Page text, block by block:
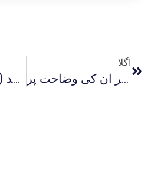
غامدی منہج پر علمیاتی نقد ( قسط نمبر 25)
اگلا
غامدی صاحب کا تصور تبیین اور لونڈیوں کی سزا پر ان کی وضاحت پر